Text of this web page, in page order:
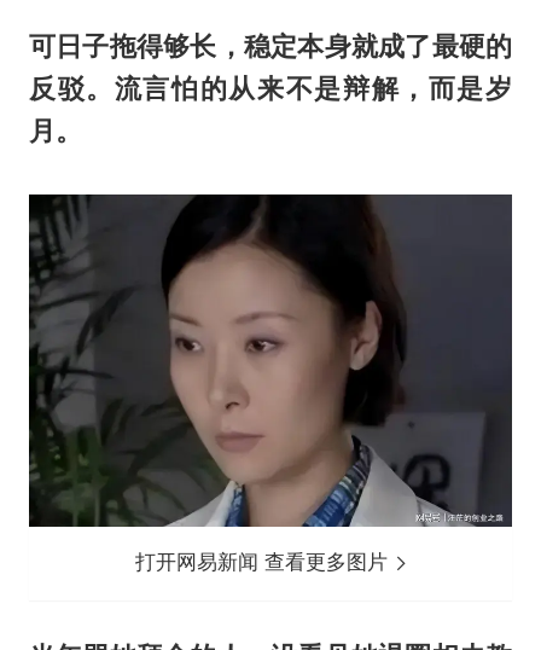
可日子拖得够长，稳定本身就成了最硬的
反驳。流言怕的从来不是辩解，而是岁
月。
打开网易新闻 查看更多图片